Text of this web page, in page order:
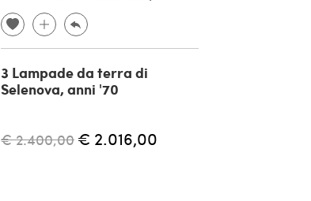
3 Lampade da terra di
Selenova, anni '70
€ 2.400,00 € 2.016,00